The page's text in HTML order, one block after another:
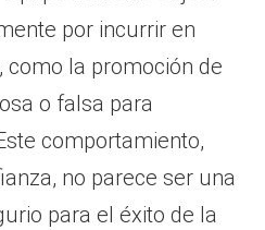
por incurrir en
como la promoción de
o falsa para
comportamiento,
no parece ser una
para el éxito de la